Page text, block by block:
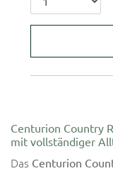
Centurion Country
mit vollständiger
Das Centurion